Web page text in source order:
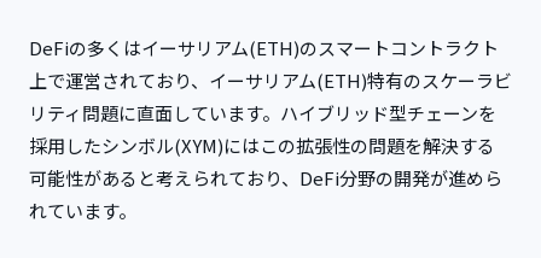
DeFiの多くはイーサリアム(ETH)のスマートコントラクト
上で運営されており、イーサリアム(ETH)特有のスケーラビ
リティ問題に直面しています。ハイブリッド型チェーンを
採用したシンボル(XYM)にはこの拡張性の問題を解決する
可能性があると考えられており、DeFi分野の開発が進めら
れています。